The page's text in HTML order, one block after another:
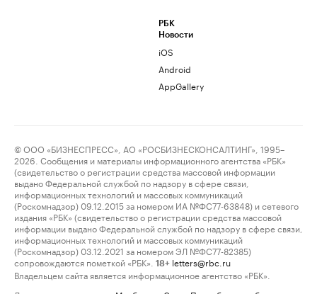
РБК
Новости
iOS
Android
AppGallery
© ООО «БИЗНЕСПРЕСС», АО «РОСБИЗНЕСКОНСАЛТИНГ», 1995–
2026. Сообщения и материалы информационного агентства «РБК»
(свидетельство о регистрации средства массовой информации
выдано Федеральной службой по надзору в сфере связи,
информационных технологий и массовых коммуникаций
(Роскомнадзор) 09.12.2015 за номером ИА №ФС77-63848) и сетевого
издания «РБК» (свидетельство о регистрации средства массовой
информации выдано Федеральной службой по надзору в сфере связи,
информационных технологий и массовых коммуникаций
(Роскомнадзор) 03.12.2021 за номером ЭЛ №ФС77-82385)
сопровождаются пометкой «РБК».
18+ letters@rbc.ru
Владельцем сайта является информационное агентство «РБК».